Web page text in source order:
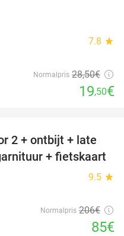
7.8 star
Normalpris 28,50€
19,50€
59%
2 + ontbijt + late
+ fietskaart
9.5 star
Normalpris 206€
85€